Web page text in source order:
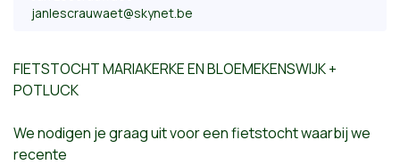
janlescrauwaet@skynet.be
FIETSTOCHT MARIAKERKE EN BLOEMEKENSWIJK +
POTLUCK
We nodigen je graag uit voor een fietstocht waarbij we
recente